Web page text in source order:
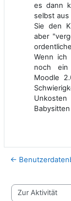
es dann
selbst
Sie den
aber
Wenn ich
noch ein
Moodle
Babysitten
←
Zur Aktivität